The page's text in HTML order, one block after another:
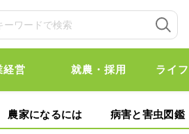
経営 就農・採用 ライ
農家になるには 病害と害虫図鑑